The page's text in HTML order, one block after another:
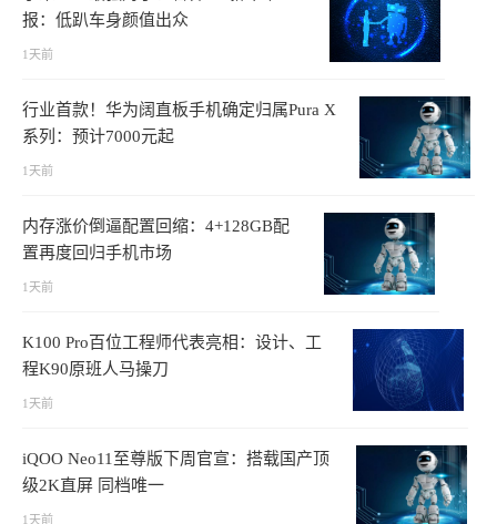
报：低趴车身颜值出众
1天前
行业首款！华为阔直板手机确定归属Pura X
系列：预计7000元起
1天前
内存涨价倒逼配置回缩：4+128GB配
置再度回归手机市场
1天前
K100 Pro百位工程师代表亮相：设计、工
程K90原班人马操刀
1天前
iQOO Neo11至尊版下周官宣：搭载国产顶
级2K直屏 同档唯一
1天前